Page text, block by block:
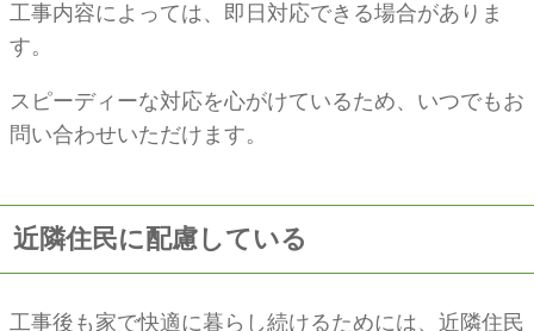
工事内容によっては、即日対応できる場合がありま
す。
スピーディーな対応を心がけているため、いつでもお
問い合わせいただけます。
近隣住民に配慮している
工事後も家で快適に暮らし続けるためには、近隣住民